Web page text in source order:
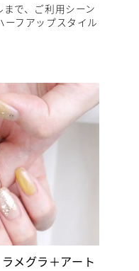
で、ご利用シーン
ーフアップスタイル
メグラ＋アート